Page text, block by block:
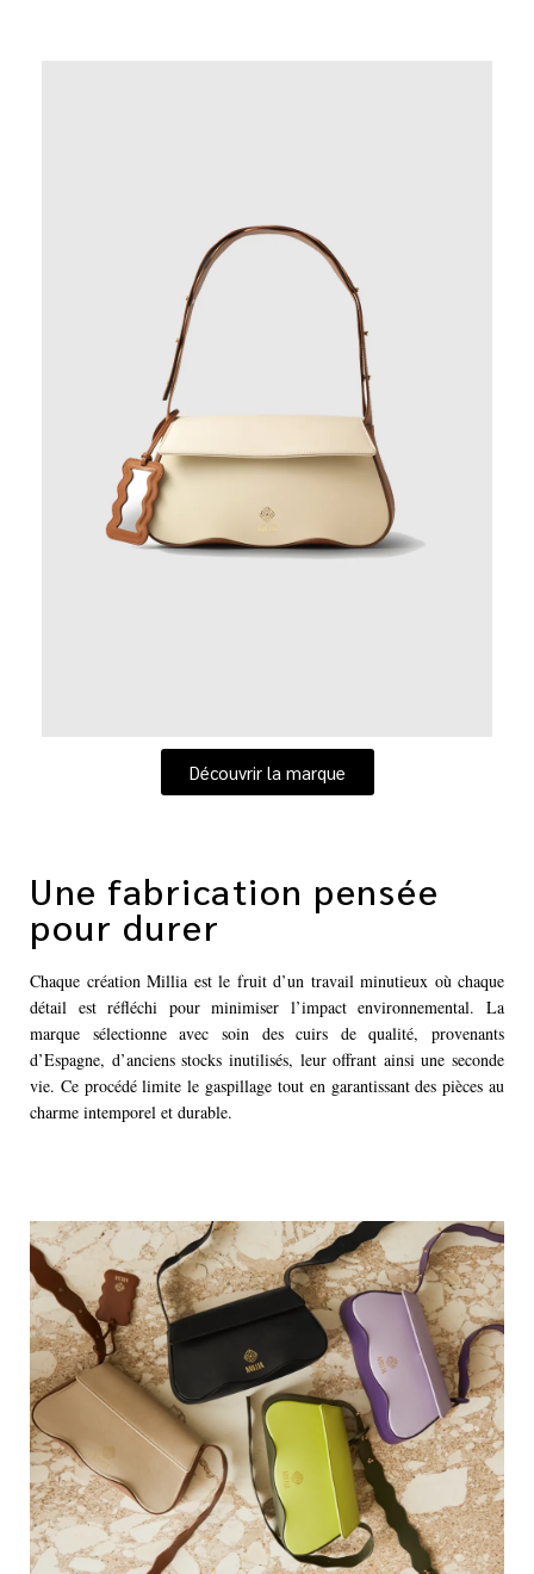
Découvrir la marque
Une fabrication pensée
pour durer
Chaque création Millia est le fruit d’un travail minutieux où chaque
détail est réfléchi pour minimiser l’impact environnemental. La
marque sélectionne avec soin des cuirs de qualité, provenants
d’Espagne, d’anciens stocks inutilisés, leur offrant ainsi une seconde
vie. Ce procédé limite le gaspillage tout en garantissant des pièces au
charme intemporel et durable.